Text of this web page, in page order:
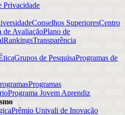
Privacidade
Conselhos SuperioresCentro
de AvaliaçãoPlano de
RankingsTransparência
Grupos de PesquisaProgramas de
Programas
Programa Jovem Aprendiz
Prêmio Univali de Inovação